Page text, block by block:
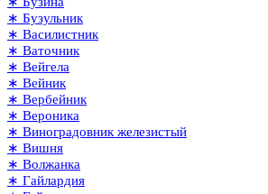
∗ Бузульник
∗ Василистник
∗ Ваточник
∗ Вейгела
∗ Вейник
∗ Вербейник
∗ Вероника
∗ Виноградовник железистый
∗ Вишня
∗ Волжанка
∗ Гайлардия